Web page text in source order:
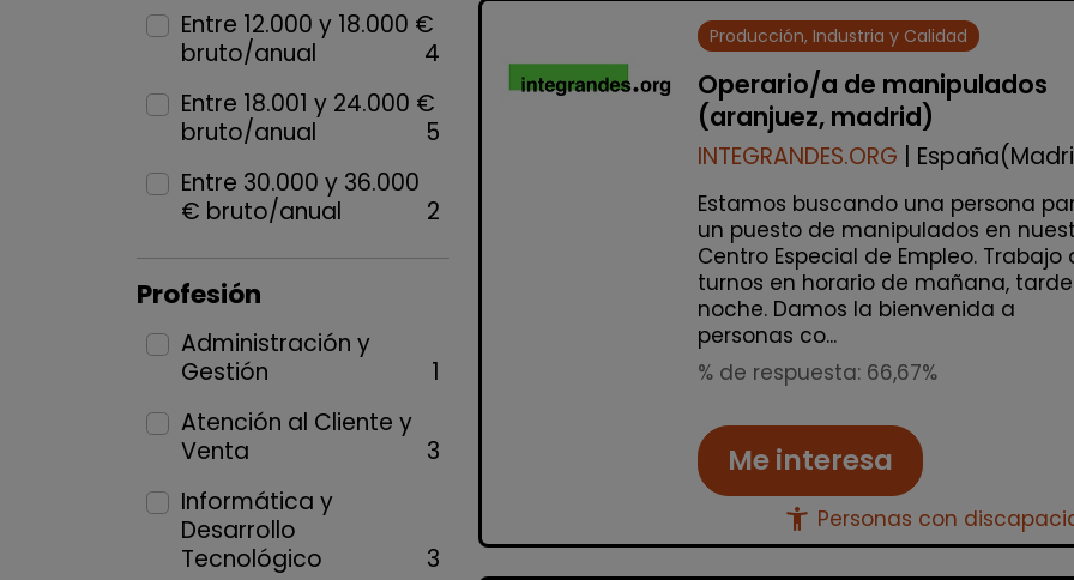
Entre 12.000 y 18.000 €
bruto/anual
4
Entre 18.001 y 24.000 €
bruto/anual
5
Entre 30.000 y 36.000
€ bruto/anual
2
Profesión
Administración y
Gestión
1
Atención al Cliente y
Venta
3
Informática y
Desarrollo
Tecnológico
3
Producción, Industria y Calidad
Operario/a de manipulados
(aranjuez, madrid)
INTEGRANDES.ORG |
Estamos buscando una persona
un puesto de manipulados en
Centro Especial de Empleo. Trabajo
turnos en horario de mañana,
noche. Damos la bienvenida a
personas co...
% de respuesta: 66,67%
Me interesa
accessibility_new Personas con